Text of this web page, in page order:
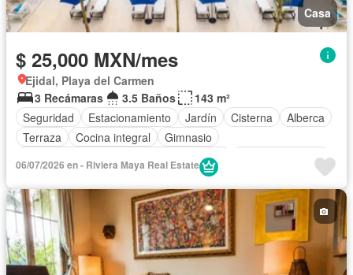
Casa
$ 25,000 MXN/mes
Ejidal, Playa del Carmen
3 Recámaras
3.5 Baños
143 m²
Seguridad
Estacionamiento Jardín Cisterna
Alberca
Terraza
Cocina integral
Gimnasio
Acceso para personas con discapacidad
Cocina equipada
Sala polivalente
Internet
Aire acondicionado
Circuito cerrado de televisión
Electricidad
Cuarto de Limpieza
Televisión por cable
Gas natural Asador
Zonas verdes
Recámara con closet
Caseta de vigilancia
06/07/2026 en - Riviera Maya Real Estate